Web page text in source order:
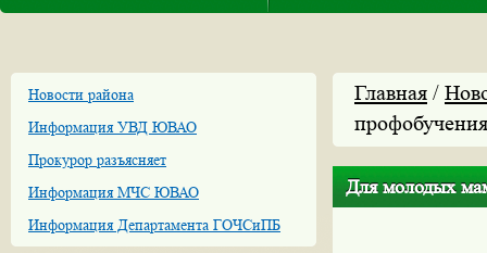
Новости района
Информация УВД ЮВАО
Прокурор разъясняет
Информация МЧС ЮВАО
Информация Департамента ГОЧСиПБ
Главная /
профобучения
Для молодых